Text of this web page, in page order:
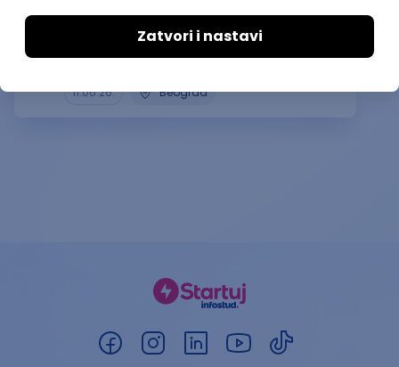
11.06.26. Beograd